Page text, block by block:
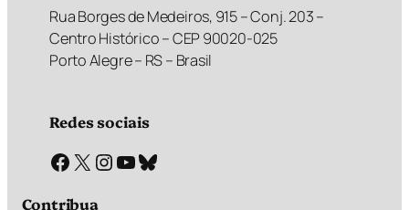
Rua Borges de Medeiros, 915 – Conj. 203 –
Centro Histórico – CEP 90020-025
Porto Alegre – RS – Brasil
Redes sociais
Facebook X Instagram Youtube Bluesky
Contribua